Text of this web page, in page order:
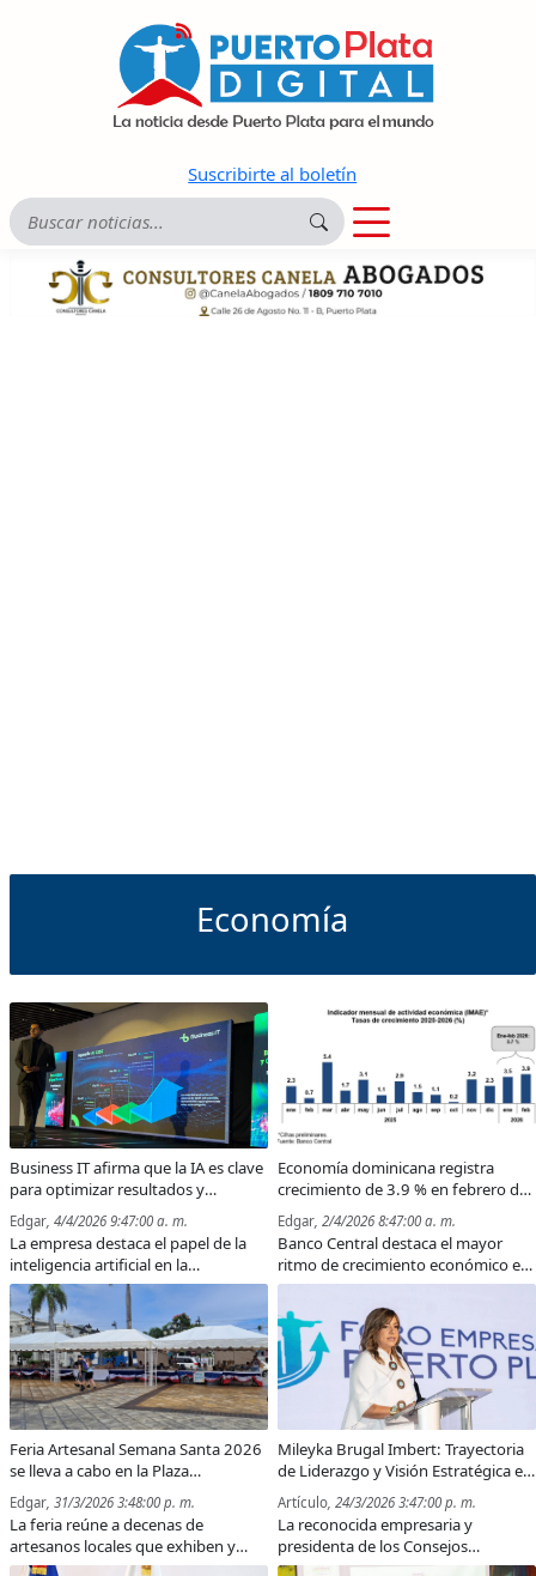
Suscribirte al boletín
Economía
Economía
Business IT afirma que la IA es clave
para optimizar resultados y
sostenibilidad en la banca
Edgar, 4/4/2026 9:47:00 a. m.
La empresa destaca el papel de la
inteligencia artificial en la
transformación del sector
financiero y la mejora de la
eficiencia operativa.
Economía dominicana registra
crecimiento de 3.9 % en febrero de
2026, informó el Banco Central
Edgar, 2/4/2026 8:47:00 a. m.
Banco Central destaca el mayor
ritmo de crecimiento económico en
once meses, impulsado por
sectores clave.
Feria Artesanal Semana Santa 2026
se lleva a cabo en la Plaza
Independencia
Edgar, 31/3/2026 3:48:00 p. m.
La feria reúne a decenas de
artesanos locales que exhiben y
venden sus creaciones durante la
Mileyka Brugal Imbert: Trayectoria
de Liderazgo y Visión Estratégica en
el Impulso Empresarial del Cibao
Artículo, 24/3/2026 3:47:00 p. m.
La reconocida empresaria y
presidenta de los Consejos
Directivos de la Cámara de